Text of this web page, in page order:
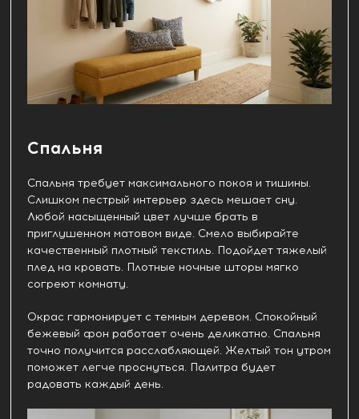
Спальня
Спальня требует максимального покоя и тишины.
Слишком пестрый интерьер здесь мешает сну.
Любой насыщенный цвет лучше брать в
приглушенном матовом виде. Смело выбирайте
качественный плотный текстиль. Подойдет тяжелый
плед на кровать. Плотные ночные шторы мягко
согреют комнату.
Окрас гармонирует с темным деревом. Спокойный
бежевый фон работает очень деликатно. Спальня
точно получится расслабляющей. Желтый тон утром
поможет легче проснуться. Палитра будет
радовать каждый день.